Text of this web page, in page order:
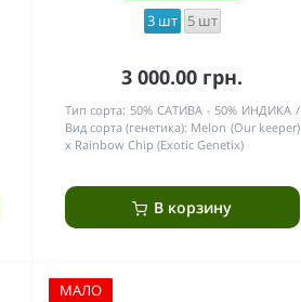
3 шт 5 шт
3 000.00 грн.
Тип сорта: 50% САТИВА - 50% ИНДИКА
Вид сорта (генетика): Melon (Our keeper)
x Rainbow Chip (Exotic Genetix)
В корзину
МАЛО